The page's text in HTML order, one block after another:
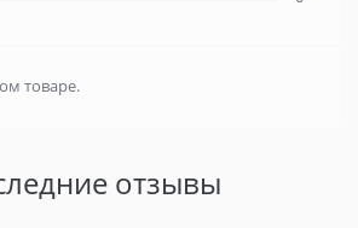
товаре.
отзывы